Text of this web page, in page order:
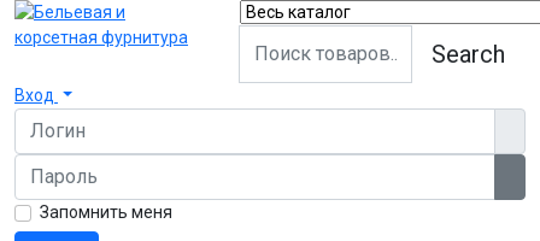
Search
Вход
Логин
Пароль
Запомнить меня